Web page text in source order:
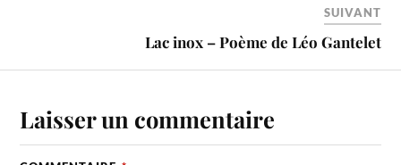
SUIVANT
Lac inox – Poème de Léo Gantelet
Laisser un commentaire